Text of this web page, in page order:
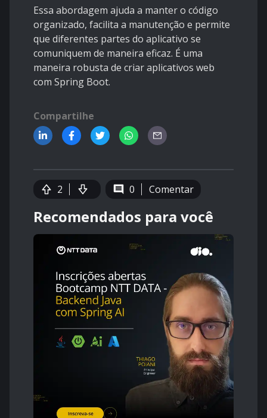
Essa abordagem ajuda a manter o código
organizado, facilita a manutenção e permite
que diferentes partes do aplicativo se
comuniquem de maneira eficaz. É uma
maneira robusta de criar aplicativos web
com Spring Boot.
Compartilhe
2 0 Comentar
Recomendados para você